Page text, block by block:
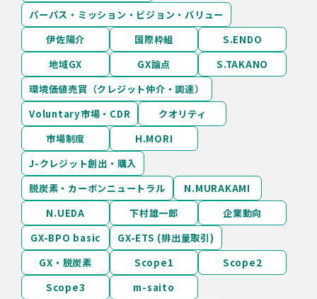
パーパス・ミッション・ビジョン・バリュー
伊佐陽介
国際枠組
S.ENDO
地域GX
GX論点
S.TAKANO
環境価値売買（クレジット仲介・調達）
Voluntary市場・CDR
クオリティ
市場制度
H.MORI
J-クレジット創出・購入
脱炭素・カーボンニュートラル
N.MURAKAMI
N.UEDA
下村雄一郎
企業動向
GX-BPO basic
GX-ETS (排出量取引)
GX・脱炭素
Scope1
Scope2
Scope3
m-saito